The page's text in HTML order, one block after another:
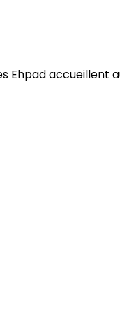
accueillent